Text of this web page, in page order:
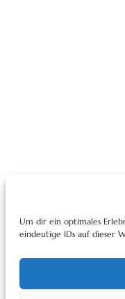
Um dir ein optimales
eindeutige IDs auf dieser